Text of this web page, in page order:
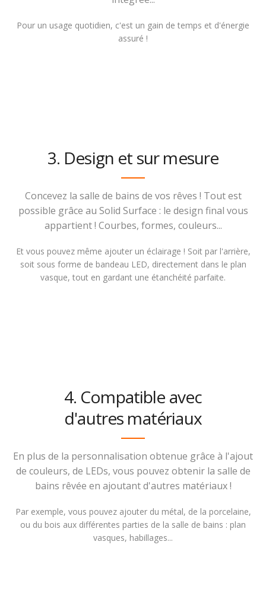
Pour un usage quotidien, c'est un gain de temps et d'énergie
assuré !
3. Design et sur mesure
Concevez la salle de bains de vos rêves ! Tout est
possible grâce au Solid Surface : le design final vous
appartient ! Courbes, formes, couleurs...
Et vous pouvez même ajouter un éclairage ! Soit par l'arrière,
soit sous forme de bandeau LED, directement dans le plan
vasque, tout en gardant une étanchéité parfaite.
4. Compatible avec
d'autres matériaux
En plus de la personnalisation obtenue grâce à l'ajout
de couleurs, de LEDs, vous pouvez obtenir la salle de
bains rêvée en ajoutant d'autres matériaux !
Par exemple, vous pouvez ajouter du métal, de la porcelaine,
ou du bois aux différentes parties de la salle de bains : plan
vasques, habillages...